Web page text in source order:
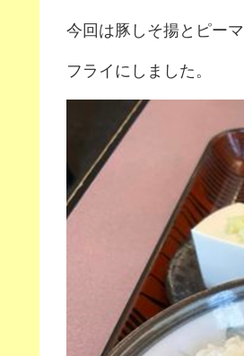
今回は豚しそ揚とピー
フライにしました。